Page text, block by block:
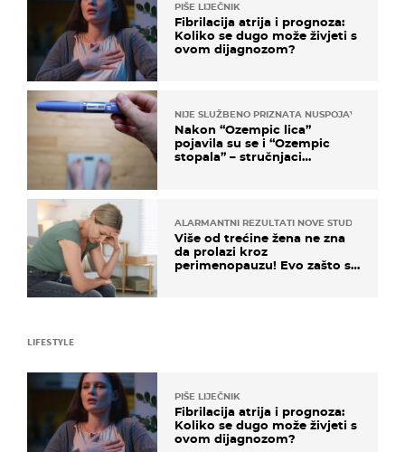
PIŠE LIJEČNIK
Fibrilacija atrija i prognoza:
Koliko se dugo može živjeti s
ovom dijagnozom?
NIJE SLUŽBENO PRIZNATA NUSPOJAVA, ALI ...
Nakon “Ozempic lica”
pojavila su se i “Ozempic
stopala” – stručnjaci
ALARMANTNI REZULTATI NOVE STUDIJE
Više od trećine žena ne zna
da prolazi kroz
perimenopauzu! Evo zašto su
LIFESTYLE
PIŠE LIJEČNIK
Fibrilacija atrija i prognoza:
Koliko se dugo može živjeti s
ovom dijagnozom?